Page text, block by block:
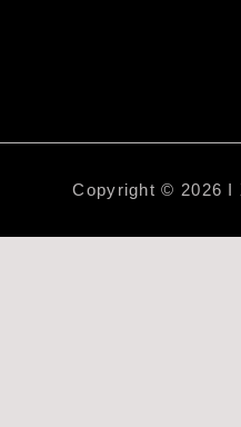
Copyright © 2026 I